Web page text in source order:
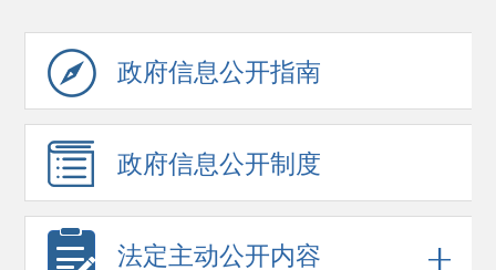
政府信息公开指南
政府信息公开制度
法定主动公开内容